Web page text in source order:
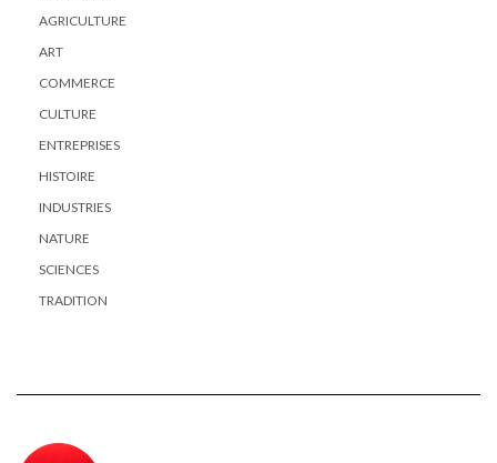
AGRICULTURE
ART
COMMERCE
CULTURE
ENTREPRISES
HISTOIRE
INDUSTRIES
NATURE
SCIENCES
TRADITION